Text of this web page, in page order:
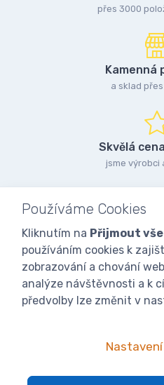
přes 3000
Kamenná
a sklad
Skvělá
jsme výrobci
Používáme Cookies
Kliknutím na Přijmout vše
používáním cookies k
zobrazování a chování
analýze návštěvnosti a k
předvolby lze změnit v